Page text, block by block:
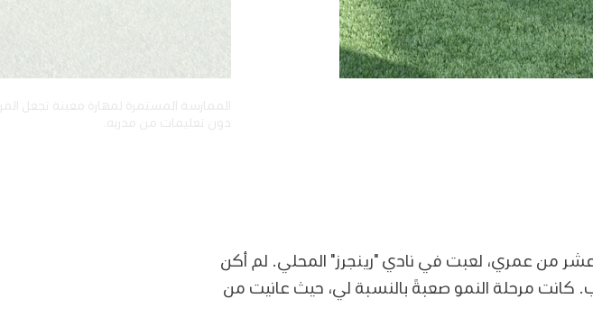
الممارسة المستمرة لمهارة معينة تجعل
دون تعليمات من مدربه.
عشر من عمري، لعبت في نادي "رينجرز" المحلي. لم أكن
مرحلة النمو صعبةً بالنسبة لي، حيث عانيت من